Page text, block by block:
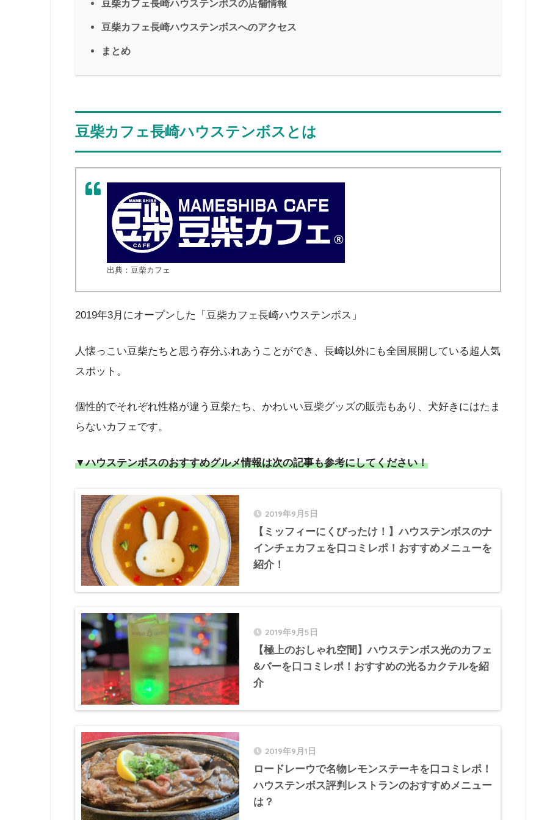
豆柴カフェ長崎ハウステンボスの店舗情報
豆柴カフェ長崎ハウステンボスへのアクセス
まとめ
豆柴カフェ長崎ハウステンボスとは
出典：豆柴カフェ
2019年3月にオープンした「豆柴カフェ長崎ハウステンボス」
人懐っこい豆柴たちと思う存分ふれあうことができ、長崎以外にも全国展開している超人気
スポット。
個性的でそれぞれ性格が違う豆柴たち、かわいい豆柴グッズの販売もあり、犬好きにはたま
らないカフェです。
▼ハウステンボスのおすすめグルメ情報は次の記事も参考にしてください！
2019年9月5日
【ミッフィーにくびったけ！】ハウステンボスのナ
インチェカフェを口コミレポ！おすすめメニューを
紹介！
2019年9月5日
【極上のおしゃれ空間】ハウステンボス光のカフェ
&バーを口コミレポ！おすすめの光るカクテルを紹
介
2019年9月1日
ロードレーウで名物レモンステーキを口コミレポ！
ハウステンボス評判レストランのおすすめメニュー
は？